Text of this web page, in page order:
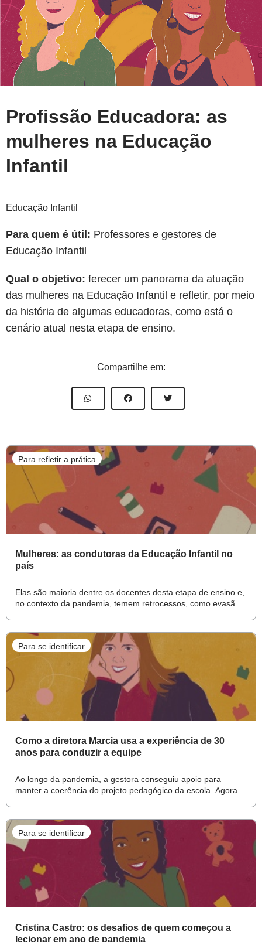
Profissão Educadora: as
mulheres na Educação
Infantil
Educação Infantil
Para quem é útil: Professores e gestores de
Educação Infantil
Qual o objetivo: ferecer um panorama da atuação
das mulheres na Educação Infantil e refletir, por meio
da história de algumas educadoras, como está o
cenário atual nesta etapa de ensino.
Compartilhe em:
Para refletir a prática
Mulheres: as condutoras da Educação Infantil no
país
Elas são maioria dentre os docentes desta etapa de ensino e,
no contexto da pandemia, temem retrocessos, como evasão e
Para se identificar
Como a diretora Marcia usa a experiência de 30
anos para conduzir a equipe
Ao longo da pandemia, a gestora conseguiu apoio para
manter a coerência do projeto pedagógico da escola. Agora,
Para se identificar
Cristina Castro: os desafios de quem começou a
lecionar em ano de pandemia